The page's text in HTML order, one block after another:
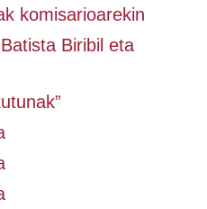
komisarioarekin
Biribil eta